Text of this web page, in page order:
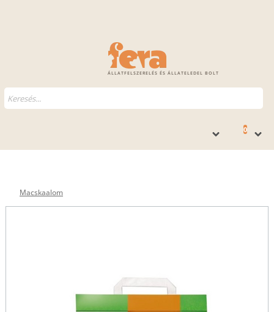
ÁLLATFELSZERELÉS ÉS ÁLLATELEDEL BOLT
0
Macskaalom